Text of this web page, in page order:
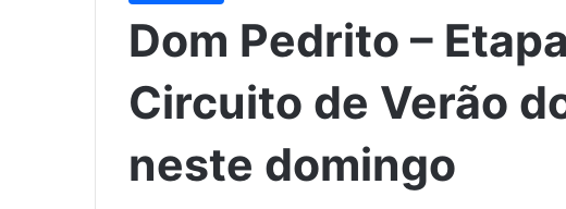
Dom Pedrito –
Circuito de Verão
neste domingo